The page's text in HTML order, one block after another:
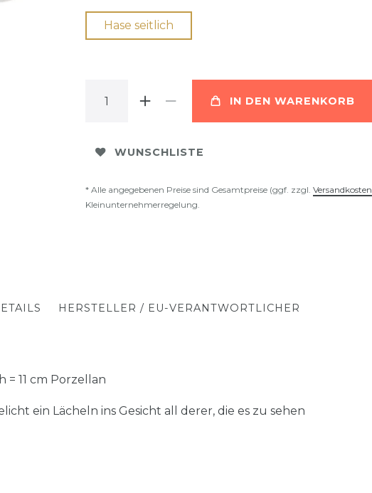
Hase seitlich
IN DEN WARENKORB
WUNSCHLISTE
* Alle angegebenen Preise sind Gesamtpreise (ggf. zzgl. Versandkosten
Kleinunternehmerregelung.
HERSTELLER / EU-VERANTWORTLICHER
= 11 cm Porzellan
ein Lächeln ins Gesicht all derer, die es zu sehen